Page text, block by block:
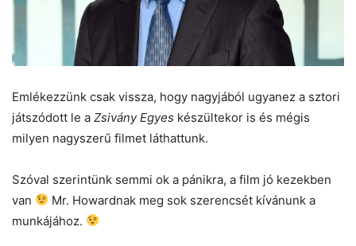
Emlékezzünk csak vissza, hogy nagyjából ugyanez a sztori
játszódott le a Zsivány Egyes készültekor is és mégis
milyen nagyszerű filmet láthattunk.
Szóval szerintünk semmi ok a pánikra, a film jó kezekben
van
Mr. Howardnak meg sok szerencsét kívánunk a
munkájához.